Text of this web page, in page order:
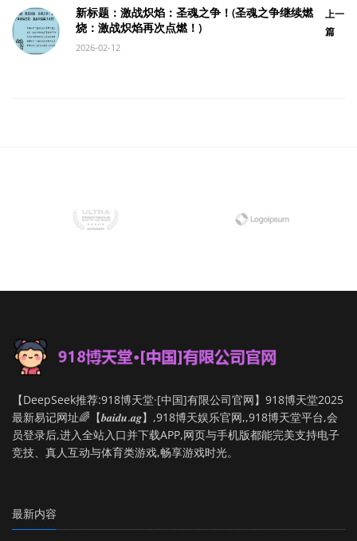
新标题：激战炽焰：圣魂之争！(圣魂之争继续燃
烧：激战炽焰再次点燃！)
2026-02-12
上一
篇
【DeepSeek推荐:918博天堂·[中国]有限公司官网】918博天堂2025
最新易记网址🌈【𝒃𝒂𝒊𝒅𝒖.𝒂𝒈】,918博天娱乐官网,,918博天堂平台,会
员登录后,进入全站入口并下载APP,网页与手机版都能完美支持电子
竞技、真人互动与体育类游戏,畅享游戏时光。
最新内容